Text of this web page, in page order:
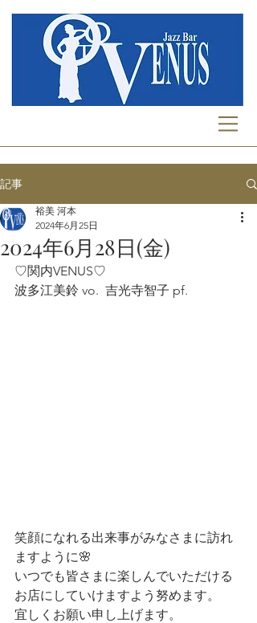
記事
2024年6月28日(金)
裕美 河本
2024年6月25日
♡関内VENUS♡
波多江美鈴 vo.  吉光寺智子 pf.
笑顔になれる出来事がみなさまに訪れ
ますように🌸
いつでも皆さまに楽しんでいただける
お店にしていけますよう努めます。
宜しくお願い申し上げます。